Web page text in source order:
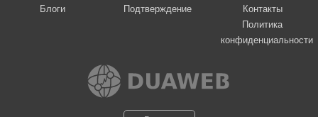
Блоги
Подтверждение
Контакты
Политика
конфиденциальности